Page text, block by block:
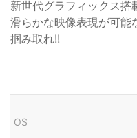
新世代グラフィックス搭
滑らかな映像表現が可能
掴み取れ!!
OS